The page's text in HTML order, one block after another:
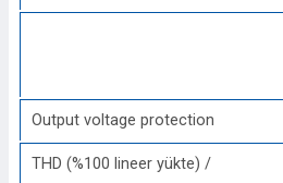
Output voltage protection
THD (%100 lineer yükte) /